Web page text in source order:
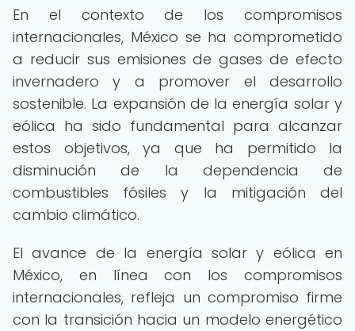
En el contexto de los compromisos
internacionales, México se ha comprometido
a reducir sus emisiones de gases de efecto
invernadero y a promover el desarrollo
sostenible. La expansión de la energía solar y
eólica ha sido fundamental para alcanzar
estos objetivos, ya que ha permitido la
disminución de la dependencia de
combustibles fósiles y la mitigación del
cambio climático.
El avance de la energía solar y eólica en
México, en línea con los compromisos
internacionales, refleja un compromiso firme
con la transición hacia un modelo energético